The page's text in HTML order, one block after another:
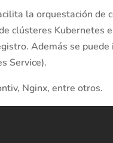
la orquestación de
clústeres Kubernetes
Además se
Service).
Nginx, entre otros.